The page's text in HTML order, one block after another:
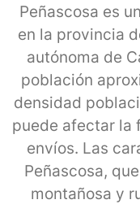
Peñascosa es
en la provincia
autónoma de
población
densidad
puede afectar la
envíos. Las
Peñascosa,
montañosa y